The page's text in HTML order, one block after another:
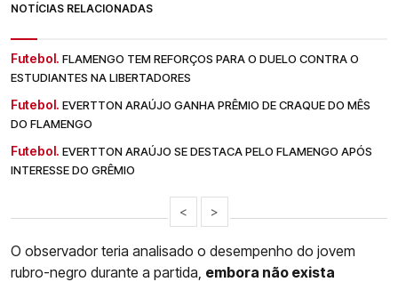
NOTÍCIAS RELACIONADAS
Futebol. FLAMENGO TEM REFORÇOS PARA O DUELO CONTRA O
ESTUDIANTES NA LIBERTADORES
Futebol. EVERTTON ARAÚJO GANHA PRÊMIO DE CRAQUE DO MÊS
DO FLAMENGO
Futebol. EVERTTON ARAÚJO SE DESTACA PELO FLAMENGO APÓS
INTERESSE DO GRÊMIO
< >
O observador teria analisado o desempenho do jovem
rubro-negro durante a partida, embora não exista